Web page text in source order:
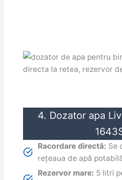
4. Dozator apa
Racordare directă: Se
rețeaua de apă
Rezervor mare: 5 litri